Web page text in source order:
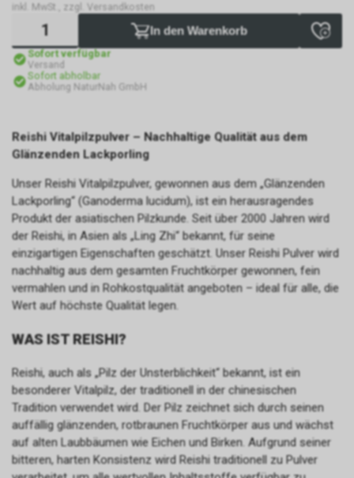
inkl. MwSt., zzgl. Versandkosten
In den Warenkorb
Sofort verfügbar
Versand
Sofort abholbar
Abholung NaturNah GmbH
Reishi Vitalpilzpulver – Nachhaltige Qualität aus dem
Glänzenden Lackporling
Unser Reishi Vitalpilzpulver, gewonnen aus dem „Glänzenden
Lackporling“ (Ganoderma lucidum), ist ein herausragendes
Produkt der asiatischen Pilzkunde. Seit über 2000 Jahren wird
der Reishi, in Asien als „Ling Zhi“ bekannt, für seine
einzigartigen Eigenschaften geschätzt. Unser Reishi Pulver wird
nachhaltig aus dem gesamten Fruchtkörper gewonnen, fein
vermahlen und in Rohkostqualität angeboten – ideal für alle, die
Wert auf höchste Qualität legen.
WAS IST REISHI?
Reishi, auch als „Pilz der Unsterblichkeit“ bekannt, ist ein
besonderer Vitalpilz, der traditionell in der chinesischen
Tradition verwendet wird. Der Pilz zeichnet sich durch seinen
auffällig glänzenden, rotbraunen Fruchtkörper aus und wächst
auf alten Laubbäumen wie Eichen und Birken. Aufgrund seiner
bitteren, harten Konsistenz wird Reishi traditionell zu Pulver